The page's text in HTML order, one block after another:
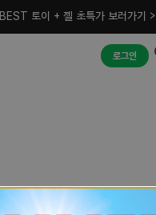
BEST 토이 + 젤 초특가 보러가기 >
로그인